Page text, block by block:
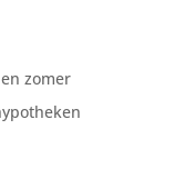
zomer